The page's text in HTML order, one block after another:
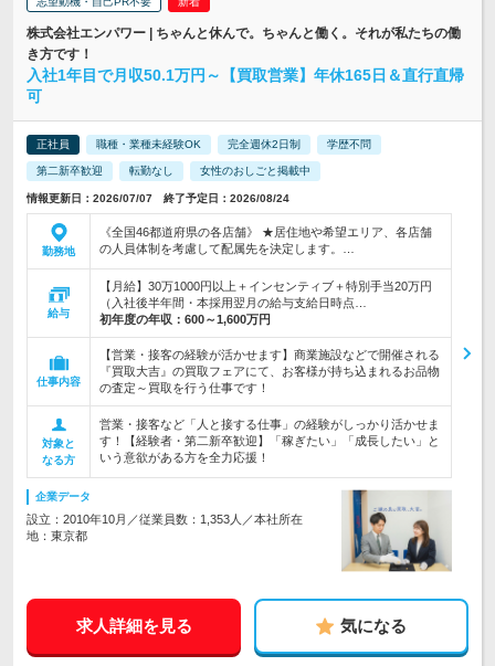
株式会社エンパワー | ちゃんと休んで。ちゃんと働く。それが私たちの働
き方です！
入社1年目で月収50.1万円～【買取営業】年休165日＆直行直帰
可
正社員 職種・業種未経験OK 完全週休2日制 学歴不問
第二新卒歓迎 転勤なし 女性のおしごと掲載中
情報更新日：2026/07/07 終了予定日：2026/08/24
勤務地
《全国46都道府県の各店舗》 ★居住地や希望エリア、各店舗
の人員体制を考慮して配属先を決定します。…
給与
【月給】30万1000円以上＋インセンティブ＋特別手当20万円
（入社後半年間・本採用翌月の給与支給日時点…
初年度の年収： 600～1,600万円
仕事内容
【営業・接客の経験が活かせます】商業施設などで開催される
『買取大吉』の買取フェアにて、お客様が持ち込まれるお品物
の査定～買取を行う仕事です！
対象と
なる方
営業・接客など「人と接する仕事」の経験がしっかり活かせま
す！【経験者・第二新卒歓迎】「稼ぎたい」「成長したい」と
いう意欲がある方を全力応援！
企業データ
設立：2010年10月／従業員数：1,353人／本社所在
地：東京都
求人詳細を見る 気になる